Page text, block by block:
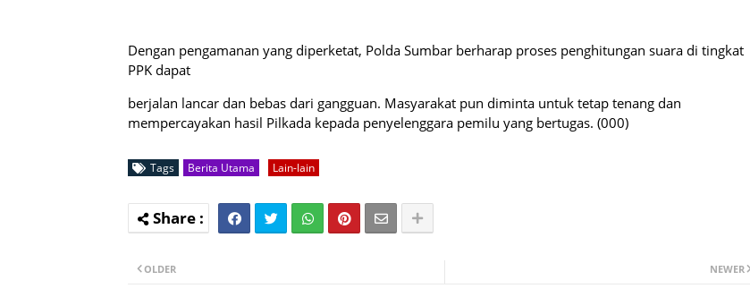
Dengan pengamanan yang diperketat, Polda Sumbar berharap proses penghitungan suara di tingkat
PPK dapat
berjalan lancar dan bebas dari gangguan. Masyarakat pun diminta untuk tetap tenang dan
mempercayakan hasil Pilkada kepada penyelenggara pemilu yang bertugas. (000)
Tags Berita Utama Lain-lain
NEWER
OLDER